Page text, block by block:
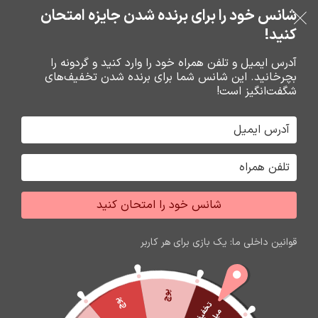
خرید قسطی با ترب‌پی
عبور به ناوبری
رفتن به محتوای اصلی
0 ریال
خانه شارژر و کابل شارژر فندکي فندکي
فروشگاه نوین تراشه گنجی
پوچ
پوچ
شانس خود را برای برنده شدن جایزه امتحان
کنید!
آدرس ایمیل و تلفن همراه خود را وارد کنید و گردونه را
بچرخانید. این شانس شما برای برنده شدن تخفیف‌های
شگفت‌انگیز است!
شانس خود را امتحان کنید
قوانین داخلی ما: یک بازی برای هر کاربر